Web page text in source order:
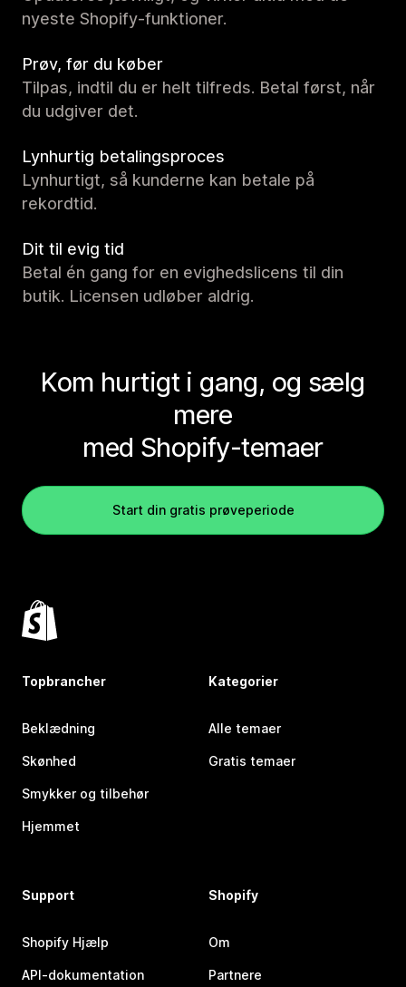
nyeste Shopify-funktioner.
Prøv, før du køber
Tilpas, indtil du er helt tilfreds. Betal først, når
du udgiver det.
Lynhurtig betalingsproces
Lynhurtigt, så kunderne kan betale på
rekordtid.
Dit til evig tid
Betal én gang for en evighedslicens til din
butik. Licensen udløber aldrig.
Kom hurtigt i gang, og sælg
mere
med Shopify-temaer
Start din gratis prøveperiode
Topbrancher
Beklædning
Skønhed
Smykker og tilbehør
Hjemmet
Kategorier
Alle temaer
Gratis temaer
Support
Shopify Hjælp
API-dokumentation
Shopify
Om
Partnere